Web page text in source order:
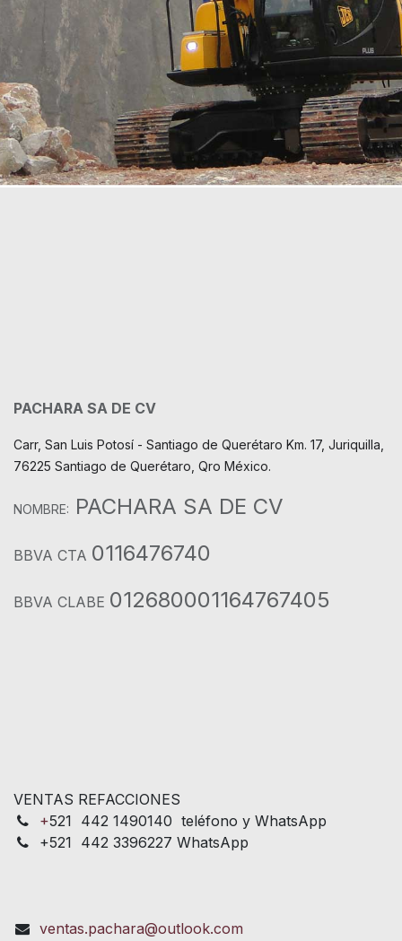
PACHARA SA DE CV
Carr, San Luis Potosí - Santiago de Querétaro Km. 17, Juriquilla,
76225 Santiago de Querétaro, Qro México.
NOMBRE: PACHARA SA DE CV
BBVA CTA 0116476740
BBVA CLABE 012680001164767405
VENTAS REFACCIONES
+521 442 1490140 teléfono y WhatsApp
+521 442 3396227 WhatsApp
ventas.pachara@outlook.com